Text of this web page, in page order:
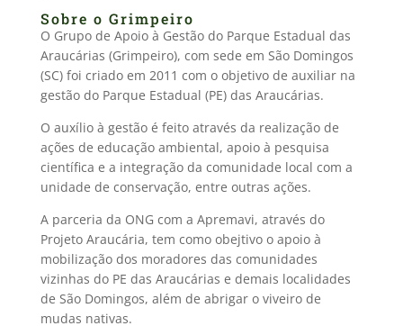
Sobre o Grimpeiro
O Grupo de Apoio à Gestão do Parque Estadual das
Araucárias (Grimpeiro), com sede em São Domingos
(SC) foi criado em 2011 com o objetivo de auxiliar na
gestão do Parque Estadual (PE) das Araucárias.
O auxílio à gestão é feito através da realização de
ações de educação ambiental, apoio à pesquisa
científica e a integração da comunidade local com a
unidade de conservação, entre outras ações.
A parceria da ONG com a Apremavi, através do
Projeto Araucária, tem como obejtivo o apoio à
mobilização dos moradores das comunidades
vizinhas do PE das Araucárias e demais localidades
de São Domingos, além de abrigar o viveiro de
mudas nativas.